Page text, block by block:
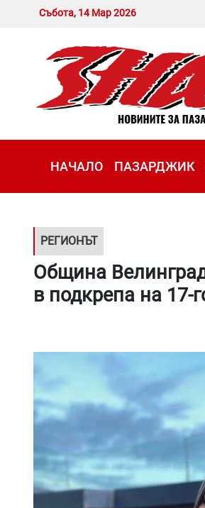
Събота, 14 Мар 2026
НАЧАЛО ПАЗАРДЖИК
РЕГИОНЪТ
Община
в подкрепа на